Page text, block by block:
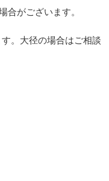
合がございます。
。大径の場合はご相談